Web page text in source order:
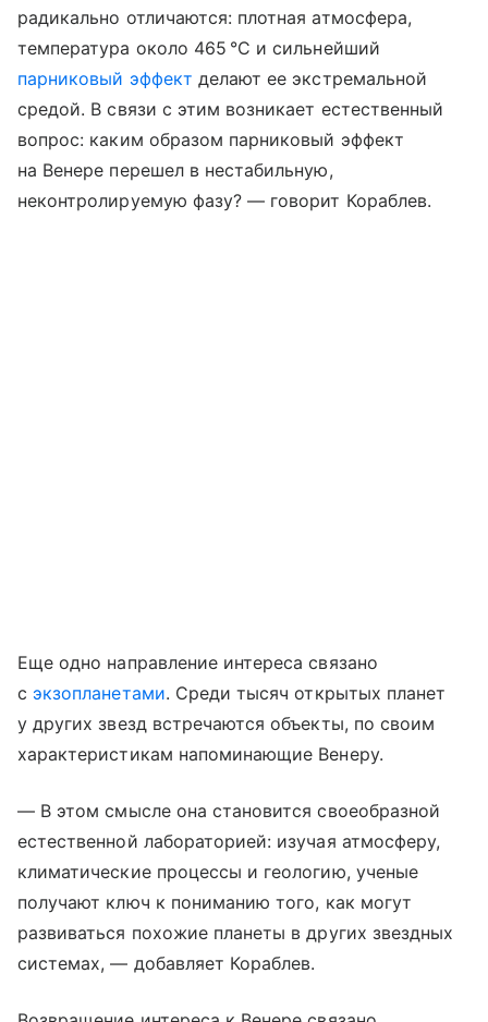
радикально отличаются: плотная атмосфера,
температура около 465 °C и сильнейший
парниковый эффект делают ее экстремальной
средой. В связи с этим возникает естественный
вопрос: каким образом парниковый эффект
на Венере перешел в нестабильную,
неконтролируемую фазу? — говорит Кораблев.
Еще одно направление интереса связано
с экзопланетами. Среди тысяч открытых планет
у других звезд встречаются объекты, по своим
характеристикам напоминающие Венеру.
— В этом смысле она становится своеобразной
естественной лабораторией: изучая атмосферу,
климатические процессы и геологию, ученые
получают ключ к пониманию того, как могут
развиваться похожие планеты в других звездных
системах, — добавляет Кораблев.